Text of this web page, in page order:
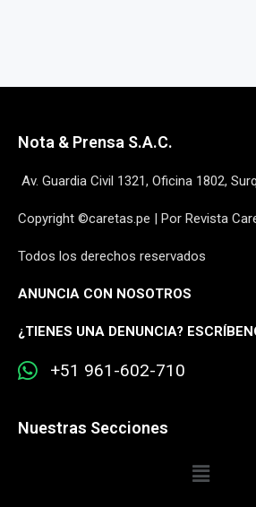
Nota & Prensa S.A.C.
Av. Guardia Civil 1321, Oficina 1802,
Copyright ©caretas.pe | Por Revista
Todos los derechos reservados
ANUNCIA CON NOSOTROS
¿TIENES UNA DENUNCIA?
+51 961-602-710
Nuestras Secciones